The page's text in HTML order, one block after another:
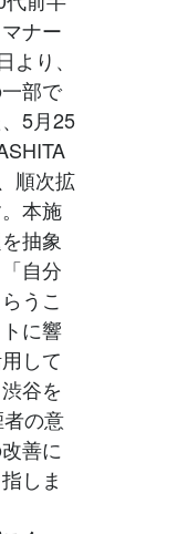
ナー
り、
部で
5月25
順次拡
本施
抽象
自分
うこ
に響
して
谷を
の意
善に
しま